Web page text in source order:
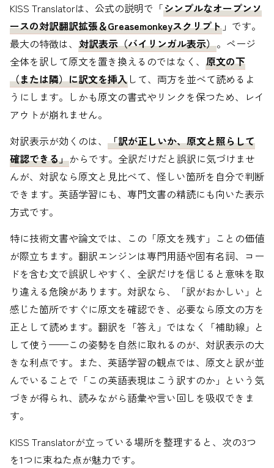
KISS Translatorは、公式の説明で「シンプルなオープンソ
ースの対訳翻訳拡張＆Greasemonkeyスクリプト 」です。
最大の特徴は、 対訳表示（バイリンガル表示）。ページ
全体を訳して原文を置き換えるのではなく、 原文の下
（または隣）に訳文を挿入 して、両方を並べて読めるよ
うにします。しかも原文の書式やリンクを保つため、レイ
アウトが崩れません。
対訳表示が効くのは、 「訳が正しいか、原文と照らして
確認できる」からです。全訳だけだと誤訳に気づけませ
んが、対訳なら原文と見比べて、怪しい箇所を自分で判断
できます。英語学習にも、専門文書の精読にも向いた表示
方式です。
特に技術文書や論文では、この「原文を残す」ことの価値
が際立ちます。翻訳エンジンは専門用語や固有名詞、コー
ドを含む文で誤訳しやすく、全訳だけを信じると意味を取
り違える危険があります。対訳なら、「訳がおかしい」と
感じた箇所ですぐに原文を確認でき、必要なら原文の方を
正として読めます。翻訳を「答え」ではなく「補助線」と
して使う——この姿勢を自然に取れるのが、対訳表示の大
きな利点です。また、英語学習の観点では、原文と訳が並
んでいることで「この英語表現はこう訳すのか」という気
づきが得られ、読みながら語彙や言い回しを吸収できま
す。
KISS Translatorが立っている場所を整理すると、次の3つ
を1つに束ねた点が魅力です。